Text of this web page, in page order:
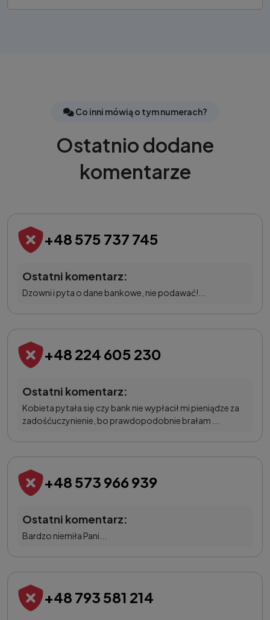
Co inni mówią o tym numerach?
Ostatnio dodane
komentarze
+48 575 737 745
Ostatni komentarz:
Dzowni i pyta o dane bankowe, nie podawać!...
+48 224 605 230
Ostatni komentarz:
Kobieta pytała się czy bank nie wypłacił mi pieniądze za
zadośćuczynienie, bo prawdopodobnie brałam ...
+48 573 966 939
Ostatni komentarz:
Bardzo niemiła Pani...
+48 793 581 214